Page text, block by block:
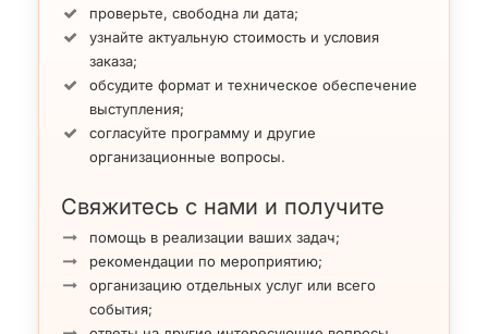
проверьте, свободна ли дата;
узнайте актуальную стоимость и условия
заказа;
обсудите формат и техническое обеспечение
выступления;
согласуйте программу и другие
организационные вопросы.
Свяжитесь с нами и получите
помощь в реализации ваших задач;
рекомендации по мероприятию;
организацию отдельных услуг или всего
события;